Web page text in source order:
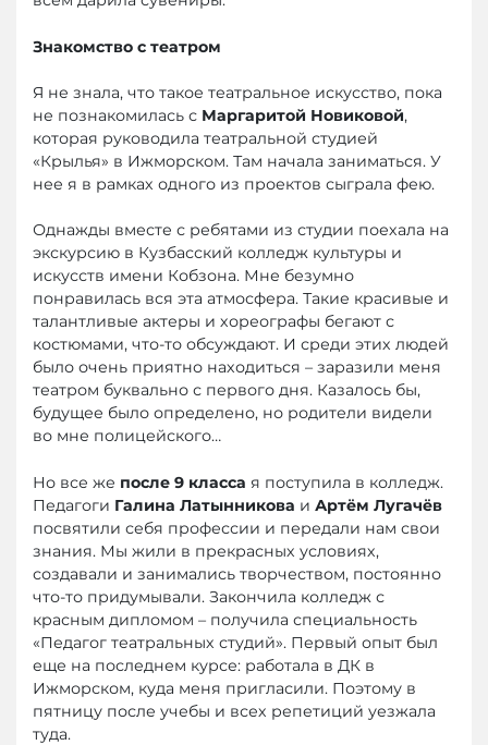
Знакомство с театром
Я не знала, что такое театральное искусство, пока
не познакомилась с Маргаритой Новиковой,
которая руководила театральной студией
«Крылья» в Ижморском. Там начала заниматься. У
нее я в рамках одного из проектов сыграла фею.
Однажды вместе с ребятами из студии поехала на
экскурсию в Кузбасский колледж культуры и
искусств имени Кобзона. Мне безумно
понравилась вся эта атмосфера. Такие красивые и
талантливые актеры и хореографы бегают с
костюмами, что-то обсуждают. И среди этих людей
было очень приятно находиться – заразили меня
театром буквально с первого дня. Казалось бы,
будущее было определено, но родители видели
во мне полицейского…
Но все же после 9 класса я поступила в колледж.
Педагоги Галина Латынникова и Артём Лугачёв
посвятили себя профессии и передали нам свои
знания. Мы жили в прекрасных условиях,
создавали и занимались творчеством, постоянно
что-то придумывали. Закончила колледж с
красным дипломом – получила специальность
«Педагог театральных студий». Первый опыт был
еще на последнем курсе: работала в ДК в
Ижморском, куда меня пригласили. Поэтому в
пятницу после учебы и всех репетиций уезжала
туда.